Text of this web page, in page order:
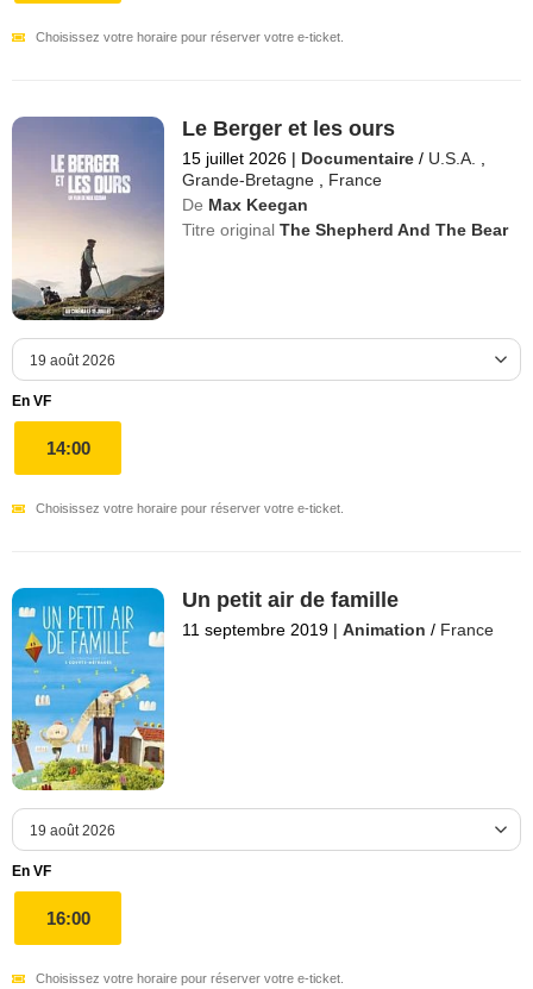
Choisissez votre horaire pour réserver votre e-ticket.
Le Berger et les ours
15 juillet 2026 | Documentaire / U.S.A.
Grande-Bretagne
France
De Max Keegan
Titre originalThe Shepherd And The Bear
En VF
14:00
Choisissez votre horaire pour réserver votre e-ticket.
Un petit air de famille
11 septembre 2019 | Animation / France
En VF
16:00
Choisissez votre horaire pour réserver votre e-ticket.